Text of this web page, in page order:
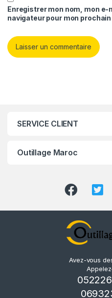
Enregistrer mon nom, mon e-
navigateur pour mon
SERVICE CLIENT
Outillage Maroc
Avez-vous